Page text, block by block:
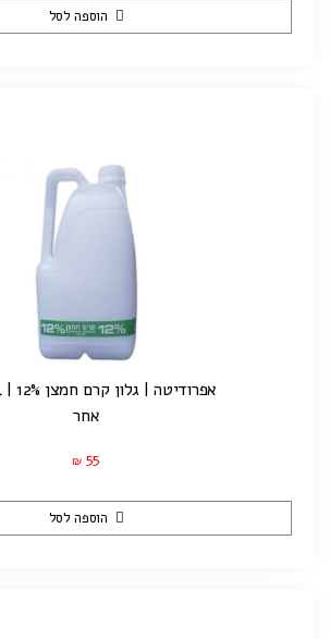
הוספה לסל
אפרודיטה | גלון קרם חמצן 12% | 4 ליטר
אחר
₪ 55
הוספה לסל